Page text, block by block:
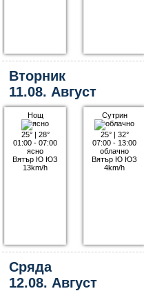
Вторник
11.08. Август
Нощ
25°| 28°
01:00 - 07:00
ясно
Вятър Ю ЮЗ
13km/h
Сутрин
25°| 32°
07:00 - 13:00
облачно
Вятър Ю ЮЗ
4km/h
Сряда
12.08. Август